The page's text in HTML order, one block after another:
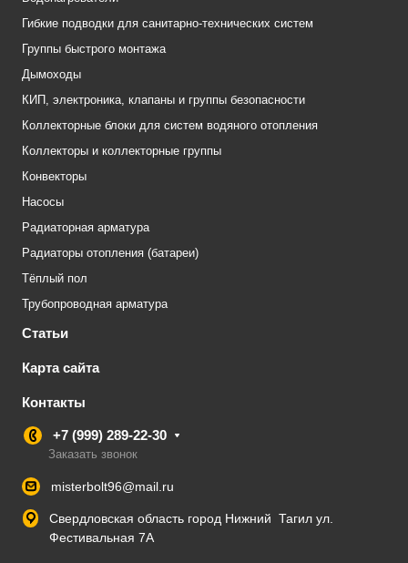
Гибкие подводки для санитарно-технических систем
Группы быстрого монтажа
Дымоходы
КИП, электроника, клапаны и группы безопасности
Коллекторные блоки для систем водяного отопления
Коллекторы и коллекторные группы
Конвекторы
Насосы
Радиаторная арматура
Радиаторы отопления (батареи)
Тёплый пол
Трубопроводная арматура
Статьи
Карта сайта
Контакты
+7 (999) 289-22-30
Заказать звонок
misterbolt96@mail.ru
Свердловская область город Нижний Тагил ул.
Фестивальная 7А